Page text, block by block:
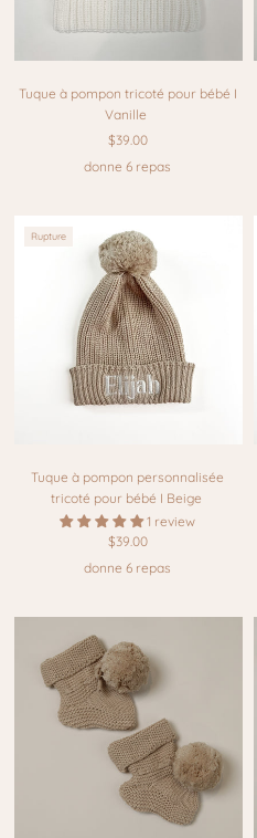
Tuque à pompon tricoté pour bébé I
Vanille
$39.00
donne 6 repas
Rupture
Tuque à pompon personnalisée
tricoté pour bébé I Beige
1 review
$39.00
donne 6 repas